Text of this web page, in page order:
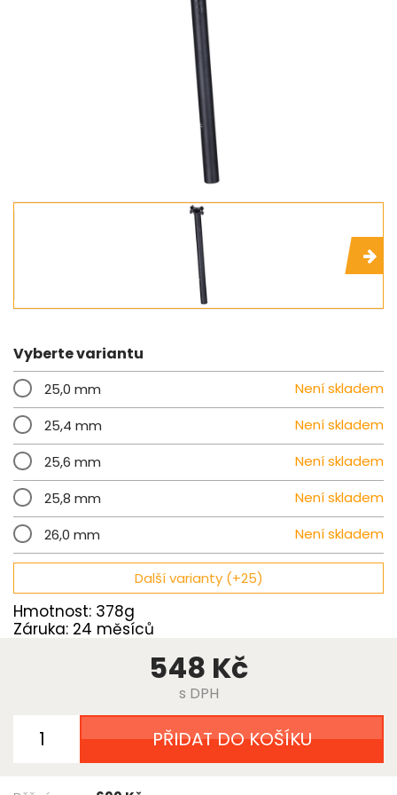
Vyberte variantu
25,0 mm
Není skladem
25,4 mm
Není skladem
25,6 mm
Není skladem
25,8 mm
Není skladem
26,0 mm
Není skladem
Další varianty (+25)
Hmotnost: 378g
Záruka: 24 měsíců
548 Kč
s DPH
PŘIDAT DO KOŠÍKU